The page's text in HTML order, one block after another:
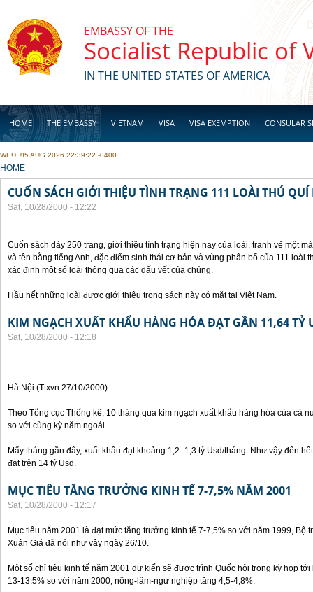
EMBASSY OF THE
Socialist Republic of
IN THE UNITED STATES OF AMERICA
HOME THE EMBASSY VIETNAM VISA VISA EXEMPTION CONSULAR
BUSINESS
WED, 05 AUG 2026 22:39:22 -0400
YOU ARE HERE
HOME
CUỐN SÁCH GIỚI THIỆU TÌNH TRẠNG 111 LOÀI THÚ QUÍ
Sat, 10/28/2000 - 12:22
Cuốn sách dày 250 trang, giới thiệu tình trạng hiện nay của loài, tranh vẽ một
và tên bằng tiếng Anh, đặc điểm sinh thái cơ bản và vùng phân bố của 111 loài
xác định một số loài thông qua các dấu vết của chúng.
Hầu hết những loài được giới thiệu trong sách này có mặt tại Việt Nam.
KIM NGẠCH XUẤT KHẨU HÀNG HÓA ĐẠT GẦN 11,64 TỶ
Sat, 10/28/2000 - 12:18
Hà Nội (Ttxvn 27/10/2000)
Theo Tổng cục Thống kê, 10 tháng qua kim ngạch xuất khẩu hàng hóa của cả
so với cùng kỳ năm ngoái.
Mấy tháng gần đây, xuất khẩu đạt khoảng 1,2 -1,3 tỷ Usd/tháng. Như vậy đến
đạt trên 14 tỷ Usd.
MỤC TIÊU TĂNG TRƯỞNG KINH TẾ 7-7,5% NĂM 2001
Sat, 10/28/2000 - 12:17
Mục tiêu năm 2001 là đạt mức tăng trưởng kinh tế 7-7,5% so với năm 1999, Bộ
Xuân Giá đã nói như vậy ngày 26/10.
Một số chỉ tiêu kinh tế năm 2001 dự kiến sẽ được trình Quốc hội trong kỳ họp
13-13,5% so với năm 2000, nông-lâm-ngư nghiệp tăng 4,5-4,8%,